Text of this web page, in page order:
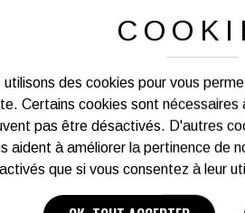
Notre graphiste
votre service afin
et de
utilisons des cookies pour vous
Certains cookies sont nécessaires
pas être désactivés. D'autres
aident à améliorer la pertinence de
que si vous consentez à leur